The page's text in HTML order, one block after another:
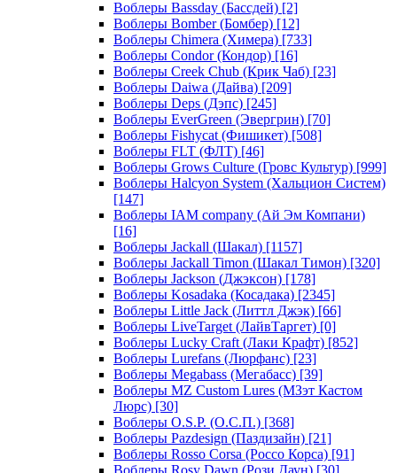
Воблеры Bassday (Бассдей) [2]
Воблеры Bomber (Бомбер) [12]
Воблеры Chimera (Химера) [733]
Воблеры Condor (Кондор) [16]
Воблеры Creek Chub (Крик Чаб) [23]
Воблеры Daiwa (Дайва) [209]
Воблеры Deps (Дэпс) [245]
Воблеры EverGreen (Эвергрин) [70]
Воблеры Fishycat (Фишикет) [508]
Воблеры FLT (ФЛТ) [46]
Воблеры Grows Culture (Гровс Культур) [999]
Воблеры Halcyon System (Хальцион Систем)
[147]
Воблеры IAM company (Ай Эм Компани)
[16]
Воблеры Jackall (Шакал) [1157]
Воблеры Jackall Timon (Шакал Тимон) [320]
Воблеры Jackson (Джэксон) [178]
Воблеры Kosadaka (Косадака) [2345]
Воблеры Little Jack (Литтл Джэк) [66]
Воблеры LiveTarget (ЛайвТаргет) [0]
Воблеры Lucky Craft (Лаки Крафт) [852]
Воблеры Lurefans (Люрфанс) [23]
Воблеры Megabass (Мегабасс) [39]
Воблеры MZ Custom Lures (МЗэт Кастом
Люрс) [30]
Воблеры O.S.P. (О.С.П.) [368]
Воблеры Pazdesign (Паздизайн) [21]
Воблеры Rosso Corsa (Россо Корса) [91]